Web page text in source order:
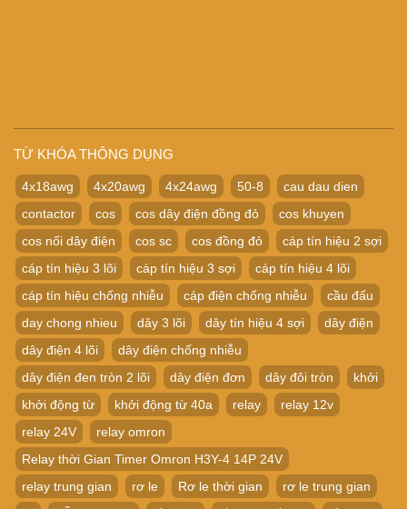
TỪ KHÓA THÔNG DỤNG
4x18awg 4x20awg 4x24awg 50-8
cau dau dien
contactor
cos cos dây điện đồng đỏ
cos khuyen
cos nối dây điện
cos sc cos đồng đỏ
cáp tín hiệu 2 sợi
cáp tín hiệu 3 lõi
cáp tín hiệu 3 sợi
cáp tín hiệu 4 lõi
cáp tín hiệu chống nhiễu
cáp điện chống nhiễu
cầu đấu
day chong nhieu
dây 3 lõi dây tín hiệu 4 sợi
dây điện
dây điện 4 lõi
dây điện chống nhiễu
dây điện đen tròn 2 lõi
dây điện đơn dây đôi tròn
khởi
khởi động từ
khởi động từ 40a relay
relay 12v
relay 24V
relay omron
Relay thời Gian Timer Omron H3Y-4 14P 24V
relay trung gian
rơ le Rơ le thời gian
rơ le trung gian